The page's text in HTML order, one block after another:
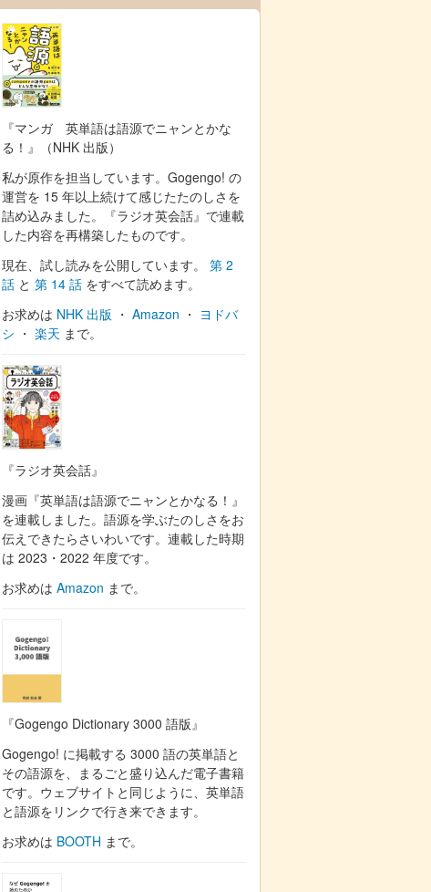
『マンガ 英単語は語源でニャンとかな
る！』（NHK 出版）
私が原作を担当しています。Gogengo! の
運営を 15 年以上続けて感じたたのしさを
詰め込みました。『ラジオ英会話』で連載
した内容を再構築したものです。
現在、試し読みを公開しています。 第 2
話 と 第 14 話 をすべて読めます。
お求めは NHK 出版 ・ Amazon ・ ヨドバ
シ ・ 楽天 まで。
『ラジオ英会話』
漫画『英単語は語源でニャンとかなる！』
を連載しました。語源を学ぶたのしさをお
伝えできたらさいわいです。連載した時期
は 2023・2022 年度です。
お求めは Amazon まで。
『Gogengo Dictionary 3000 語版』
Gogengo! に掲載する 3000 語の英単語と
その語源を、まるごと盛り込んだ電子書籍
です。ウェブサイトと同じように、英単語
と語源をリンクで行き来できます。
お求めは BOOTH まで。